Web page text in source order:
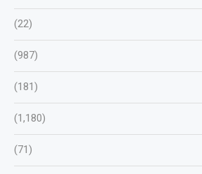
(22)
(987)
(181)
(1,180)
(71)